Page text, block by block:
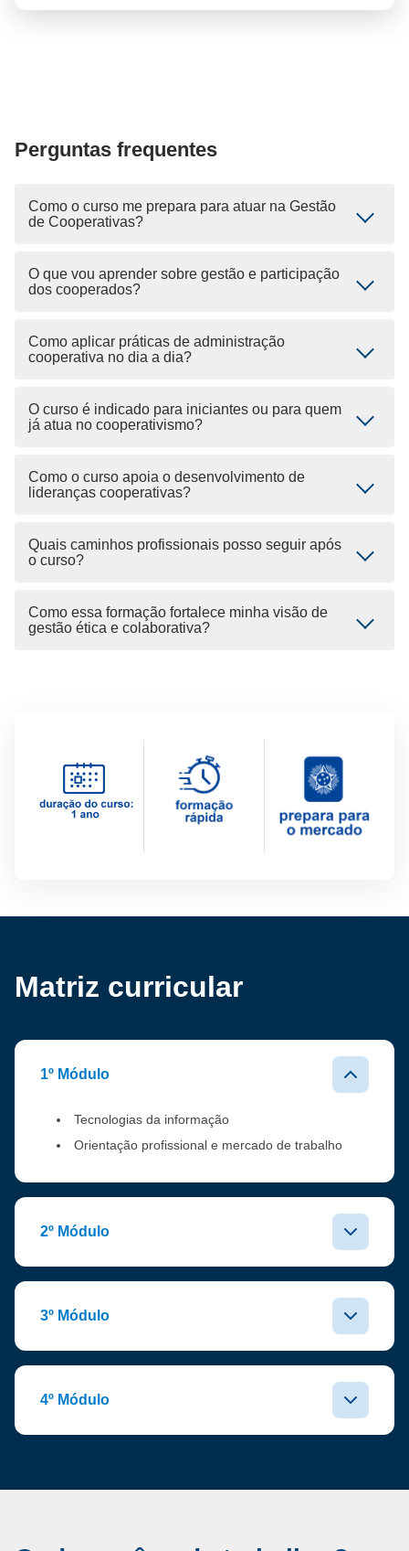
Perguntas frequentes
Como o curso me prepara para atuar na Gestão
de Cooperativas?
O que vou aprender sobre gestão e participação
dos cooperados?
Como aplicar práticas de administração
cooperativa no dia a dia?
O curso é indicado para iniciantes ou para quem
já atua no cooperativismo?
Como o curso apoia o desenvolvimento de
lideranças cooperativas?
Quais caminhos profissionais posso seguir após
o curso?
Como essa formação fortalece minha visão de
gestão ética e colaborativa?
Matriz curricular
1º Módulo
Tecnologias da informação
Orientação profissional e mercado de trabalho
2º Módulo
3º Módulo
4º Módulo